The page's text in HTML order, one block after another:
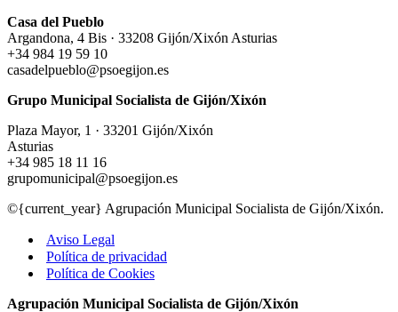
Casa del Pueblo
Argandona, 4 Bis · 33208 Gijón/Xixón Asturias
+34 984 19 59 10
casadelpueblo@psoegijon.es
Grupo Municipal Socialista de Gijón/Xixón
Plaza Mayor, 1 · 33201 Gijón/Xixón
Asturias
+34 985 18 11 16
grupomunicipal@psoegijon.es
©{current_year} Agrupación Municipal Socialista de Gijón/Xixón.
Aviso Legal
Política de privacidad
Política de Cookies
Agrupación Municipal Socialista de Gijón/Xixón